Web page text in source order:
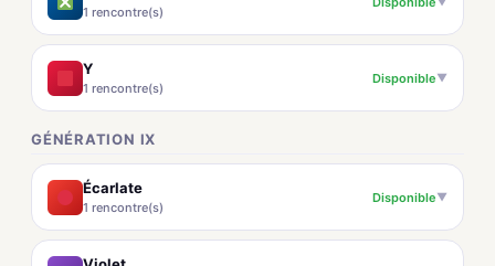
1 rencontre(s)
Y
1 rencontre(s)
Disponible▼
GÉNÉRATION IX
Écarlate
1 rencontre(s)
Disponible▼